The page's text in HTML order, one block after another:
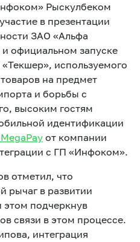
Рыскулбеком
в презентации
ЗАО «Альфа
официальном запуске
используемого
на предмет
и борьбы с
высоким гостям
идентификации
от компании
с ГП «Инфоком».
отметил, что
рычаг в развитии
подчеркнув
связи в этом процессе.
интеграция